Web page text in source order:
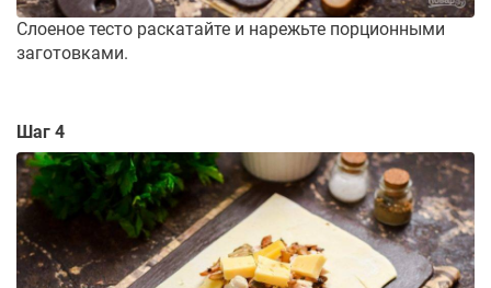
Слоеное тесто раскатайте и нарежьте порционными
заготовками.
Шаг 4